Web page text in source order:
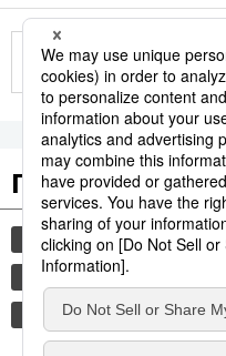
Другие
Популярные
общество культура
история
транспорт